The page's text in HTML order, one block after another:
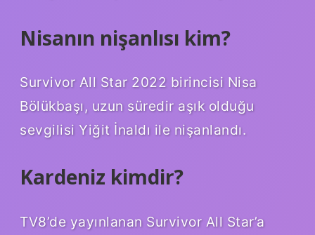
Nisanın nişanlısı kim?
Survivor All Star 2022 birincisi Nisa
Bölükbaşı, uzun süredir aşık olduğu
sevgilisi Yiğit İnaldı ile nişanlandı.
Kardeniz kimdir?
TV8’de yayınlanan Survivor All Star’a